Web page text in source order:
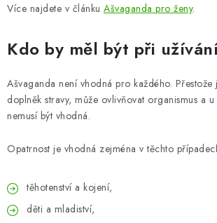
Více najdete v článku Ašvaganda pro ženy.
Kdo by měl být při
Ašvaganda není vhodná pro každého.
doplněk stravy, může ovlivňovat organismus a
nemusí být vhodná.
Opatrnost je vhodná zejména v těchto
těhotenství a kojení,
děti a mladiství,